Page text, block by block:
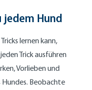
jedem Hund
lernen kann,
Trick ausführen
Vorlieben und
Hundes. Beobachte